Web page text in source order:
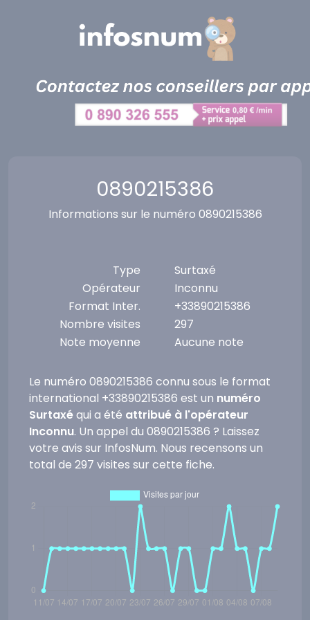
0890215386
Informations sur le numéro 0890215386
Type
Surtaxé
Opérateur
Inconnu
Format Inter.
+33890215386
Nombre visites
297
Note moyenne
Aucune note
Le numéro 0890215386 connu sous le format
international +33890215386 est un numéro
Surtaxéqui a été attribué à l'opérateur
Inconnu. Un appel du 0890215386 ? Laissez
votre avis sur InfosNum. Nous recensons un
total de 297 visites sur cette fiche.